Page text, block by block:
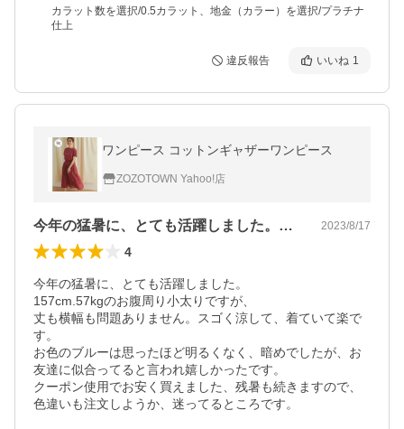
カラット数を選択/0.5カラット、地金（カラー）を選択/プラチナ
仕上
違反報告 いいね 1
ワンピース コットンギャザーワンピース
ZOZOTOWN Yahoo!店
今年の猛暑に、とても活躍しました。15… 2023/8/17
4
今年の猛暑に、とても活躍しました。
157cm.57kgのお腹周り小太りですが、
丈も横幅も問題ありません。スゴく涼して、着ていて楽で
す。
お色のブルーは思ったほど明るくなく、暗めでしたが、お
友達に似合ってると言われ嬉しかったです。
クーポン使用でお安く買えました、残暑も続きますので、